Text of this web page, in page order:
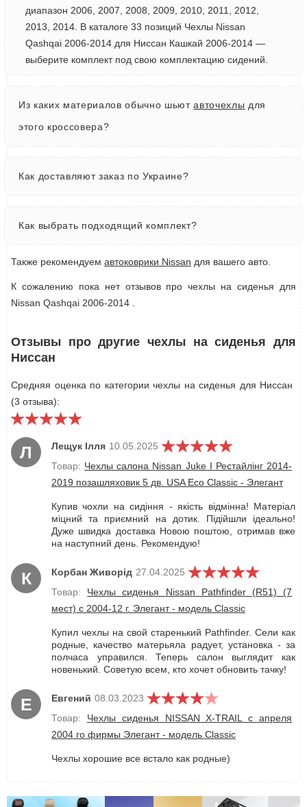
диапазон 2006, 2007, 2008, 2009, 2010, 2011, 2012,
2013, 2014. В каталоге 33 позиций Чехлы Nissan
Qashqai 2006-2014 для Ниссан Кашкай 2006-2014 —
выберите комплект под свою комплектацию сидений.
Из каких материалов обычно шьютавточехлы для
этого кроссовера?
Как доставляют заказ по Украине?
Как выбрать подходящий комплект?
Также рекомендуем автоковрики Nissan для вашего авто.
К сожалению пока нет отзывов про чехлы на сиденья для
Nissan Qashqai 2006-2014 .
Отзывы про другие чехлы на сиденья для
Ниссан
Средняя оценка по категории чехлы на сиденья для Ниссан
(3 отзыва):
Л Лещук Ілля 10.05.2025
Товар: Чехлы салона Nissan Juke І Рестайлінг 2014-
2019 позашляховик 5 дв. USA Eco Classic - Элегант
Купив чохли на сидіння - якість відмінна! Матеріал
міцний та приємний на дотик. Підійшли ідеально!
Дуже швидка доставка Новою поштою, отримав вже
на наступний день. Рекомендую!
К Корбан Живорід 27.04.2025
Товар: Чехлы сиденья Nissan Pathfinder (R51) (7
мест) c 2004-12 г. Элегант - модель Classic
Купил чехлы на свой старенький Pathfinder. Сели как
родные, качество матерьяла радует, установка - за
полчаса управился. Теперь салон выглядит как
новенький. Советую всем, кто хочет обновить тачку!
Е Евгений 08.03.2023
Товар: Чехлы сиденья NISSAN X-TRAIL с апреля
2004 го фирмы Элегант - модель Classic
Чехлы хорошие все встало как родные)